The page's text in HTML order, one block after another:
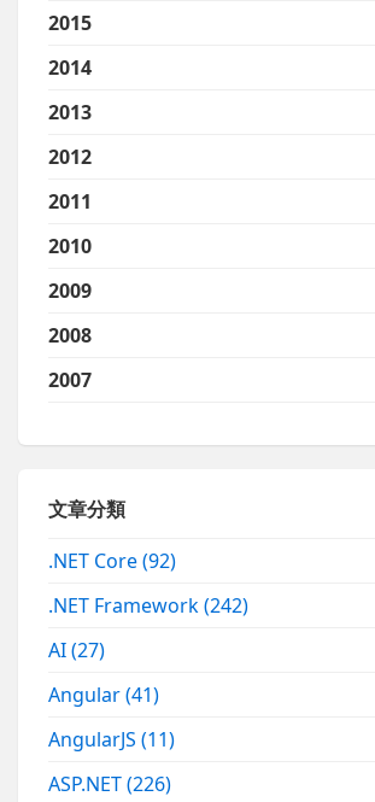
2015
2014
2013
2012
2011
2010
2009
2008
2007
文章分類
.NET Core(92)
.NET Framework(242)
AI(27)
Angular(41)
AngularJS(11)
ASP.NET(226)